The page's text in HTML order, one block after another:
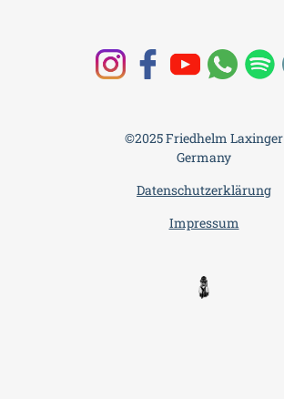
©2025 Friedhelm Laxinger
Germany
Datenschutzerklärung
Impressum